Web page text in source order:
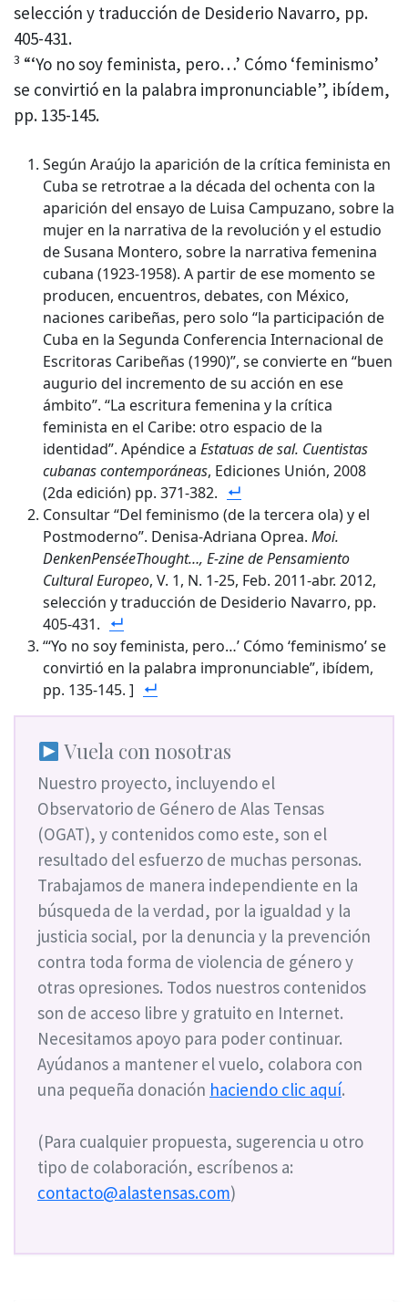
selección y traducción de Desiderio Navarro, pp.
405-431.
3 “‘Yo no soy feminista, pero…’ Cómo ‘feminismo’
se convirtió en la palabra impronunciable”, ibídem,
pp. 135-145.
Según Araújo la aparición de la crítica feminista en
Cuba se retrotrae a la década del ochenta con la
aparición del ensayo de Luisa Campuzano, sobre la
mujer en la narrativa de la revolución y el estudio
de Susana Montero, sobre la narrativa femenina
cubana (1923-1958). A partir de ese momento se
producen, encuentros, debates, con México,
naciones caribeñas, pero solo “la participación de
Cuba en la Segunda Conferencia Internacional de
Escritoras Caribeñas (1990)”, se convierte en “buen
augurio del incremento de su acción en ese
ámbito”. “La escritura femenina y la crítica
feminista en el Caribe: otro espacio de la
identidad”. Apéndice a Estatuas de sal. Cuentistas
cubanas contemporáneas, Ediciones Unión, 2008
(2da edición) pp. 371-382.
Consultar “Del feminismo (de la tercera ola) y el
Postmoderno”. Denisa-Adriana Oprea. Moi.
DenkenPenséeThought…, E-zine de Pensamiento
Cultural Europeo, V. 1, N. 1-25, Feb. 2011-abr. 2012,
selección y traducción de Desiderio Navarro, pp.
405-431.
“‘Yo no soy feminista, pero…’ Cómo ‘feminismo’ se
convirtió en la palabra impronunciable”, ibídem,
pp. 135-145. ]
Vuela con nosotras
Nuestro proyecto, incluyendo el
Observatorio de Género de Alas Tensas
(OGAT), y contenidos como este, son el
resultado del esfuerzo de muchas personas.
Trabajamos de manera independiente en la
búsqueda de la verdad, por la igualdad y la
justicia social, por la denuncia y la prevención
contra toda forma de violencia de género y
otras opresiones. Todos nuestros contenidos
son de acceso libre y gratuito en Internet.
Necesitamos apoyo para poder continuar.
Ayúdanos a mantener el vuelo, colabora con
una pequeña donación haciendo clic aquí.
(Para cualquier propuesta, sugerencia u otro
tipo de colaboración, escríbenos a:
contacto@alastensas.com)